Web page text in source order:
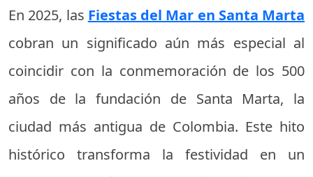
En 2025, las Fiestas del Mar en Santa Marta
cobran un significado aún más especial al
coincidir con la conmemoración de los 500
años de la fundación de Santa Marta, la
ciudad más antigua de Colombia. Este hito
histórico transforma la festividad en un